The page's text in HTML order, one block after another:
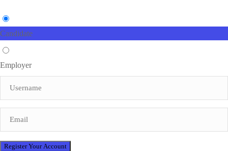
Candidate
Employer